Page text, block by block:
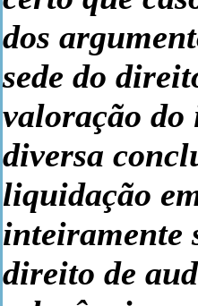
dos
sede do
valoração
diversa
liquidação
inteiramente
direito de